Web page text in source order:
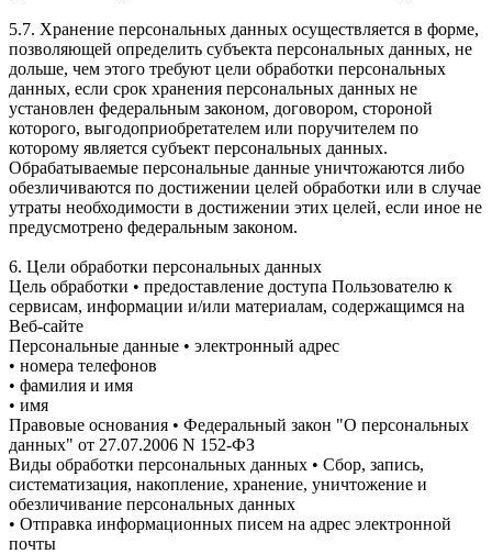
5.7. Хранение персональных данных осуществляется в форме,
позволяющей определить субъекта персональных данных, не
дольше, чем этого требуют цели обработки персональных
данных, если срок хранения персональных данных не
установлен федеральным законом, договором, стороной
которого, выгодоприобретателем или поручителем по
которому является субъект персональных данных.
Обрабатываемые персональные данные уничтожаются либо
обезличиваются по достижении целей обработки или в случае
утраты необходимости в достижении этих целей, если иное не
предусмотрено федеральным законом.
6. Цели обработки персональных данных
Цель обработки • предоставление доступа Пользователю к
сервисам, информации и/или материалам, содержащимся на
Веб-сайте
Персональные данные • электронный адрес
• номера телефонов
• фамилия и имя
• имя
Правовые основания • Федеральный закон "О персональных
данных" от 27.07.2006 N 152-ФЗ
Виды обработки персональных данных • Сбор, запись,
систематизация, накопление, хранение, уничтожение и
обезличивание персональных данных
• Отправка информационных писем на адрес электронной
почты